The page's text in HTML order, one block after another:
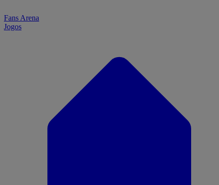
Fans Arena
Jogos